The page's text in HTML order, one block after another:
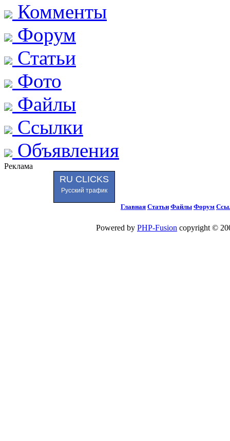
Комменты
Форум
Статьи
Фото
Файлы
Ссылки
Объявления
Реклама
RU CLICKS
Русский трафик
Главная Статьи Файлы Форум
Powered by PHP-Fusion copyright ©